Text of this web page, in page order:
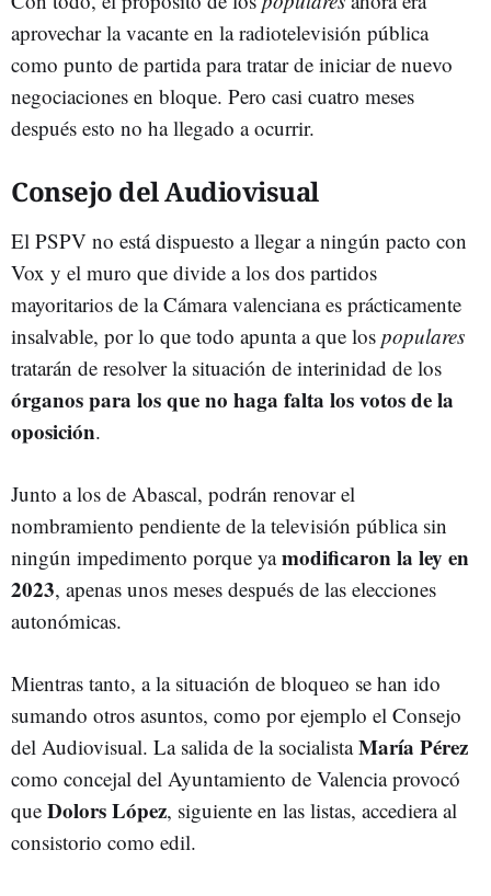
aprovechar la vacante en la radiotelevisión pública
como punto de partida para tratar de iniciar de nuevo
negociaciones en bloque. Pero casi cuatro meses
después esto no ha llegado a ocurrir.
Consejo del Audiovisual
El PSPV no está dispuesto a llegar a ningún pacto con
Vox y el muro que divide a los dos partidos
mayoritarios de la Cámara valenciana es prácticamente
insalvable, por lo que todo apunta a que los populares
tratarán de resolver la situación de interinidad de los
órganos para los que no haga falta los votos de la
oposición.
Junto a los de Abascal, podrán renovar el
nombramiento pendiente de la televisión pública sin
ningún impedimento porque yamodificaron la ley en
2023, apenas unos meses después de las elecciones
autonómicas.
Mientras tanto, a la situación de bloqueo se han ido
sumando otros asuntos, como por ejemplo el Consejo
del Audiovisual. La salida de la socialistaMaría Pérez
como concejal del Ayuntamiento de Valencia provocó
que Dolors López, siguiente en las listas, accediera al
consistorio como edil.